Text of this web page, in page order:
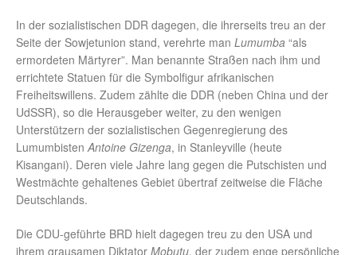
In der sozialistischen DDR dagegen, die ihrerseits treu an der
Seite der Sowjetunion stand, verehrte man Lumumba “als
ermordeten Märtyrer”. Man benannte Straßen nach ihm und
errichtete Statuen für die Symbolfigur afrikanischen
Freiheitswillens. Zudem zählte die DDR (neben China und der
UdSSR), so die Herausgeber weiter, zu den wenigen
Unterstützern der sozialistischen Gegenregierung des
LumumbistenAntoine Gizenga, in Stanleyville (heute
Kisangani). Deren viele Jahre lang gegen die Putschisten und
Westmächte gehaltenes Gebiet übertraf zeitweise die Fläche
Deutschlands.
Die CDU-geführte BRD hielt dagegen treu zu den USA und
ihrem grausamen Diktator Mobutu, der zudem enge persönliche